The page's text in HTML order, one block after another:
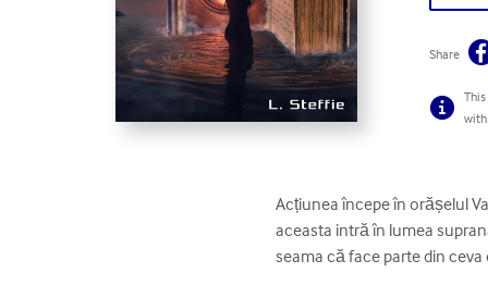
Share
with
Acțiunea începe în orășelul
aceasta intră în lumea
seama că face parte din